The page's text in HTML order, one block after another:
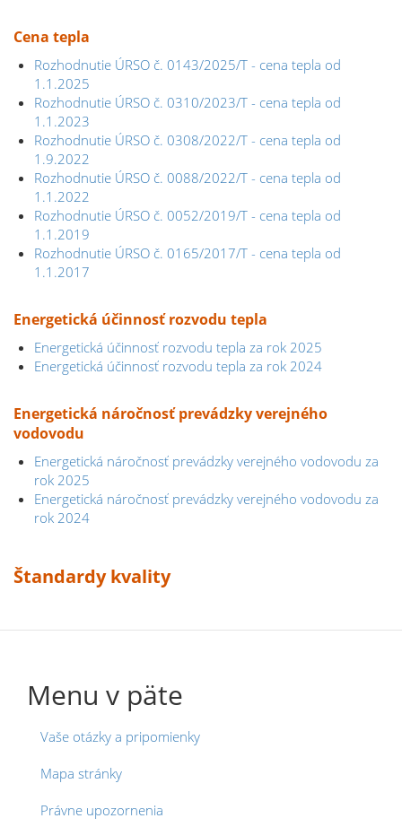
Cena tepla
Rozhodnutie ÚRSO č. 0143/2025/T - cena tepla od
1.1.2025
Rozhodnutie ÚRSO č. 0310/2023/T - cena tepla od
1.1.2023
Rozhodnutie ÚRSO č. 0308/2022/T - cena tepla od
1.9.2022
Rozhodnutie ÚRSO č. 0088/2022/T - cena tepla od
1.1.2022
Rozhodnutie ÚRSO č. 0052/2019/T - cena tepla od
1.1.2019
Rozhodnutie ÚRSO č. 0165/2017/T - cena tepla od
1.1.2017
Energetická účinnosť rozvodu tepla
Energetická účinnosť rozvodu tepla za rok 2025
Energetická účinnosť rozvodu tepla za rok 2024
Energetická náročnosť prevádzky verejného
vodovodu
Energetická náročnosť prevádzky verejného vodovodu za
rok 2025
Energetická náročnosť prevádzky verejného vodovodu za
rok 2024
Štandardy kvality
Menu v päte
Vaše otázky a pripomienky
Mapa stránky
Právne upozornenia